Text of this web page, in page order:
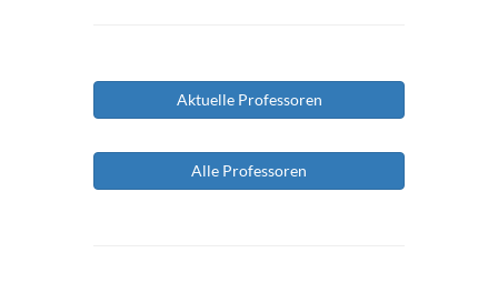
Aktuelle Professoren
Alle Professoren